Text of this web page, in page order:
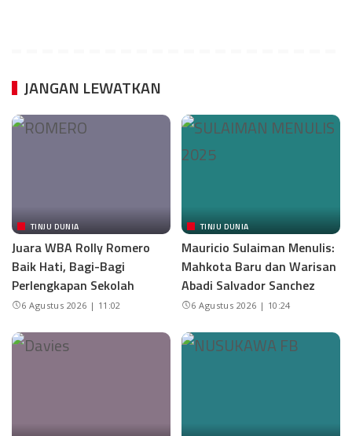
JANGAN LEWATKAN
TINJU DUNIA
Juara WBA Rolly Romero
Baik Hati, Bagi-Bagi
Perlengkapan Sekolah
6 Agustus 2026 | 11:02
TINJU DUNIA
Mauricio Sulaiman Menulis:
Mahkota Baru dan Warisan
Abadi Salvador Sanchez
6 Agustus 2026 | 10:24